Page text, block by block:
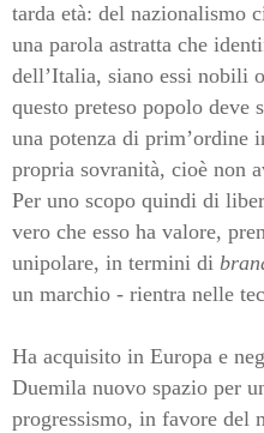
tarda età: del nazionalismo
una parola astratta che
dell’Italia, siano essi nobili o
questo preteso popolo deve
una potenza di prim’ordine
propria sovranità, cioè non
Per uno scopo quindi di
vero che esso ha valore,
unipolare, in termini di
un marchio - rientra nelle
Ha acquisito in Europa e
Duemila nuovo spazio per
progressismo, in favore del